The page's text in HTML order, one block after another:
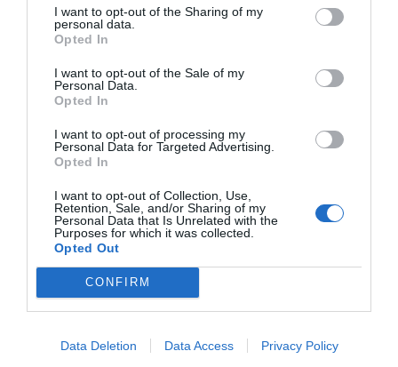
I want to opt-out of the Sharing of my
personal data.
Opted In
I want to opt-out of the Sale of my
Personal Data.
Opted In
I want to opt-out of processing my
Personal Data for Targeted Advertising.
Opted In
I want to opt-out of Collection, Use,
Retention, Sale, and/or Sharing of my
Personal Data that Is Unrelated with the
Purposes for which it was collected.
Opted Out
CONFIRM
Data Deletion Data Access Privacy Policy